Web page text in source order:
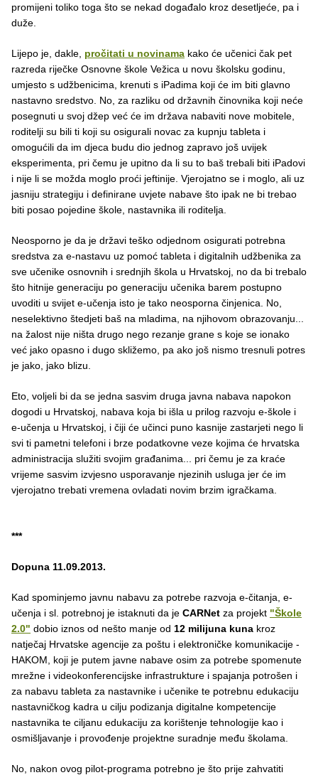
promijeni toliko toga što se nekad događalo kroz desetljeće, pa i
duže.
Lijepo je, dakle, pročitati u novinama kako će učenici čak pet
razreda riječke Osnovne škole Vežica u novu školsku godinu,
umjesto s udžbenicima, krenuti s iPadima koji će im biti glavno
nastavno sredstvo. No, za razliku od državnih činovnika koji neće
posegnuti u svoj džep već će im država nabaviti nove mobitele,
roditelji su bili ti koji su osigurali novac za kupnju tableta i
omogućili da im djeca budu dio jednog zapravo još uvijek
eksperimenta, pri čemu je upitno da li su to baš trebali biti iPadovi
i nije li se možda moglo proći jeftinije. Vjerojatno se i moglo, ali uz
jasniju strategiju i definirane uvjete nabave što ipak ne bi trebao
biti posao pojedine škole, nastavnika ili roditelja.
Neosporno je da je državi teško odjednom osigurati potrebna
sredstva za e-nastavu uz pomoć tableta i digitalnih udžbenika za
sve učenike osnovnih i srednjih škola u Hrvatskoj, no da bi trebalo
što hitnije generaciju po generaciju učenika barem postupno
uvoditi u svijet e-učenja isto je tako neosporna činjenica. No,
neselektivno štedjeti baš na mladima, na njihovom obrazovanju...
na žalost nije ništa drugo nego rezanje grane s koje se ionako
već jako opasno i dugo skližemo, pa ako još nismo tresnuli potres
je jako, jako blizu.
Eto, voljeli bi da se jedna sasvim druga javna nabava napokon
dogodi u Hrvatskoj, nabava koja bi išla u prilog razvoju e-škole i
e-učenja u Hrvatskoj, i čiji će učinci puno kasnije zastarjeti nego li
svi ti pametni telefoni i brze podatkovne veze kojima će hrvatska
administracija služiti svojim građanima... pri čemu je za kraće
vrijeme sasvim izvjesno usporavanje njezinih usluga jer će im
vjerojatno trebati vremena ovladati novim brzim igračkama.
***
Dopuna 11.09.2013.
Kad spominjemo javnu nabavu za potrebe razvoja e-čitanja, e-
učenja i sl. potrebnoj je istaknuti da je CARNet za projekt "Škole
2.0" dobio iznos od nešto manje od 12 milijuna kuna kroz
natječaj Hrvatske agencije za poštu i elektroničke komunikacije -
HAKOM, koji je putem javne nabave osim za potrebe spomenute
mrežne i videokonferencijske infrastrukture i spajanja potrošen i
za nabavu tableta za nastavnike i učenike te potrebnu edukaciju
nastavničkog kadra u cilju podizanja digitalne kompetencije
nastavnika te ciljanu edukaciju za korištenje tehnologije kao i
osmišljavanje i provođenje projektne suradnje među školama.
No, nakon ovog pilot-programa potrebno je što prije zahvatiti